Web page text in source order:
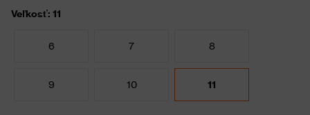
Veľkosť: 11
6 7 8
9 10 11